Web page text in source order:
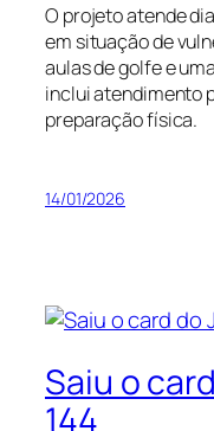
O projeto atende
em situação de
aulas de golfe e
inclui atendimento
preparação física.
14/01/2026
Saiu o
144